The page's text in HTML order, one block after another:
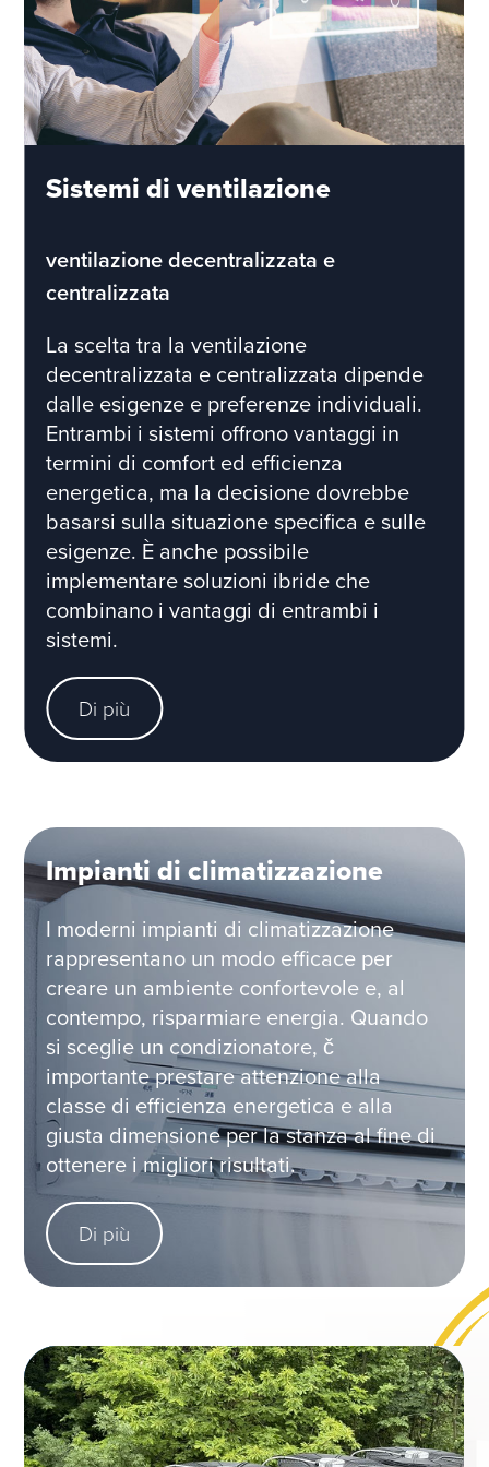
Sistemi di ventilazione
ventilazione decentralizzata e
centralizzata
La scelta tra la ventilazione
decentralizzata e centralizzata dipende
dalle esigenze e preferenze individuali.
Entrambi i sistemi offrono vantaggi in
termini di comfort ed efficienza
energetica, ma la decisione dovrebbe
basarsi sulla situazione specifica e sulle
esigenze. È anche possibile
implementare soluzioni ibride che
combinano i vantaggi di entrambi i
sistemi.
Di più
Impianti di climatizzazione
I moderni impianti di climatizzazione
rappresentano un modo efficace per
creare un ambiente confortevole e, al
contempo, risparmiare energia. Quando
si sceglie un condizionatore, č
importante prestare attenzione alla
classe di efficienza energetica e alla
giusta dimensione per la stanza al fine di
ottenere i migliori risultati.
Di più